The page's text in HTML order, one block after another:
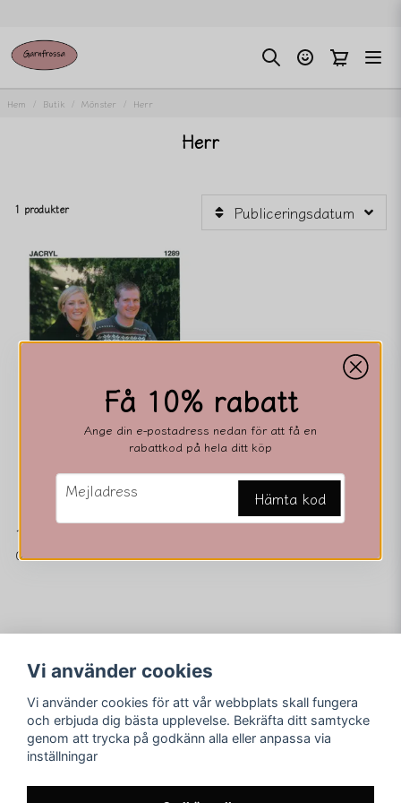
Hem Butik Mönster Herr
Herr
1 produkter Publiceringsdatum
1289
0 kr
Få 10% rabatt
Ange din e-postadress nedan för att få en
rabattkod på hela ditt köp
email
Mejladress Hämta kod
Följ oss
Facebook
Instagram
Merving Innovation
Orgnr. 559116-3851
Adress: Jägarestigen 7
E-post:
Vi använder cookies
Vi använder cookies för att vår webbplats skall fungera
och erbjuda dig bästa upplevelse. Bekräfta ditt samtycke
genom att trycka på godkänn alla eller anpassa via
inställningar